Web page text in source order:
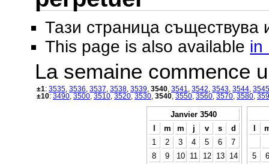
Тази страница съществува
This page is also available in
La semaine commence
±1: 3535 3536 3537 3538 3539 3540 3541 3542 3543 3544 3545
±10: 3490 3500 3510 3520 3530 3540 3550 3560 3570 3580
Janvier 3540
l
m m j v s
d
1
2 3 4 5 6
7
8
9 10 11 12 13
14
l
5
6